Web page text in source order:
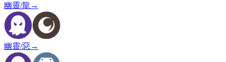
幽靈/龍 →
幽靈/惡→